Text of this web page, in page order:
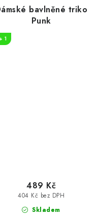
bavlněné triko
Punk
1
Skladem
404 Kč bez DPH
489 Kč